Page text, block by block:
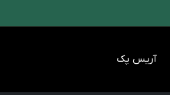
آریس پک